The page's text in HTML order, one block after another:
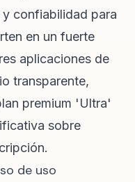
confiabilidad para
en un fuerte
aplicaciones de
transparente,
premium 'Ultra'
sobre
de uso